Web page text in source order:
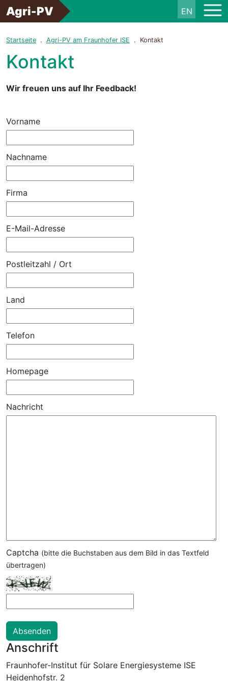
Agri-PV EN
Startseite Agri-PV am Fraunhofer ISE Kontakt
Kontakt
Wir freuen uns auf Ihr Feedback!
Vorname
Nachname
Firma
E-Mail-Adresse
Postleitzahl / Ort
Land
Telefon
Homepage
Nachricht
Captcha (bitte die Buchstaben aus dem Bild in das Textfeld
übertragen)
Anschrift
Fraunhofer-Institut für Solare Energiesysteme ISE
Heidenhofstr. 2